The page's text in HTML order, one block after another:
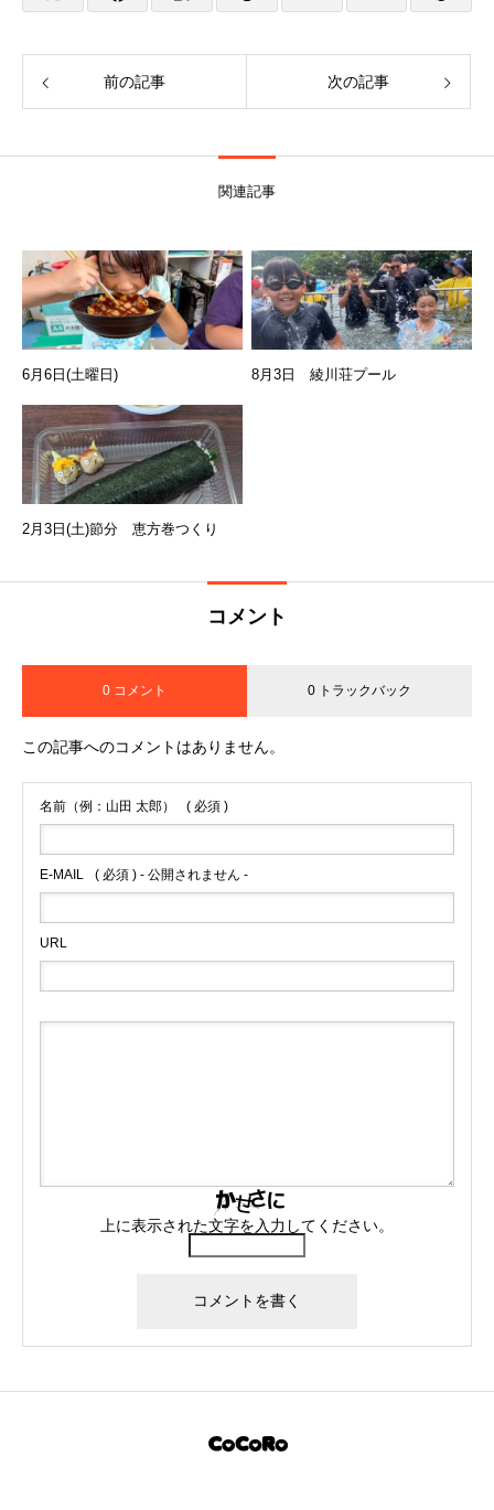
前の記事 次の記事
関連記事
6月6日(土曜日) 8月3日 綾川荘プール
2月3日(土)節分 恵方巻つくり
コメント
0 コメント 0 トラックバック
この記事へのコメントはありません。
名前（例：山田 太郎） ( 必須 )
E-MAIL ( 必須 ) - 公開されません -
URL
上に表示された文字を入力してください。